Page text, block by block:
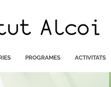
PROGRAMES ACTIVITATS